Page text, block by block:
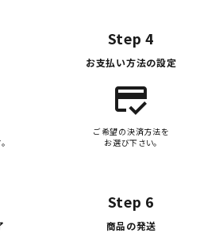
Step 4
お支払い方法の設定
credit_score
ご希望の決済方法を
お選び下さい。
Step 6
商品の発送